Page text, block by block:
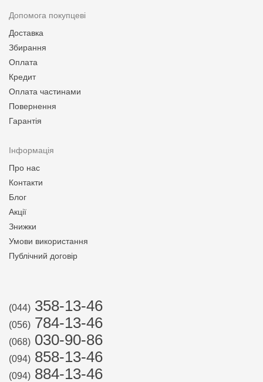
Допомога покупцеві
Доставка
Збирання
Оплата
Кредит
Оплата частинами
Повернення
Гарантія
Інформація
Про нас
Контакти
Блог
Акції
Знижки
Умови використання
Публічний договір
(044) 358-13-46
(056) 784-13-46
(068) 030-90-86
(094) 858-13-46
(094) 884-13-46